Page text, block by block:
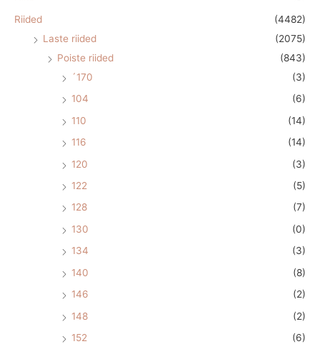
Riided
(4482)
Laste riided
(2075)
Poiste riided
(843)
´170
(3)
104
(6)
110
(14)
116
(14)
120
(3)
122
(5)
128
(7)
130
(0)
134
(3)
140
(8)
146
(2)
148
(2)
152
(6)